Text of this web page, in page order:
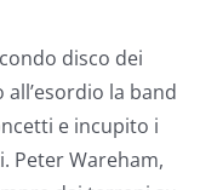
disco dei
la band
e incupito i
Peter Wareham,